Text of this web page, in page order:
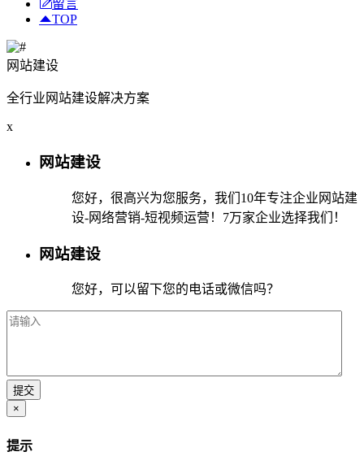
留言
TOP
网站建设
全行业网站建设解决方案
x
网站建设
您好，很高兴为您服务，我们10年专注企业网站建
设-网络营销-短视频运营！7万家企业选择我们！
网站建设
您好，可以留下您的电话或微信吗？
×
提示